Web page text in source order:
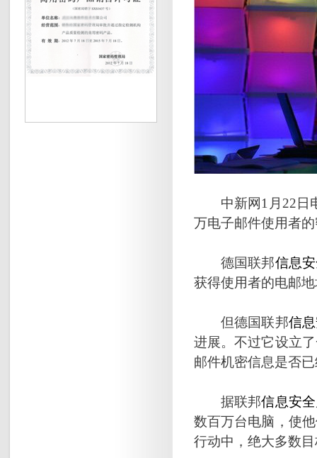
中新网1月22日电
万电子邮件使用者
德国联邦信息
获得使用者的电邮
但德国联邦信
进展。不过它设立
邮件机密信息是否
据联邦信息安全
数百万台电脑，使
行动中，绝大多数